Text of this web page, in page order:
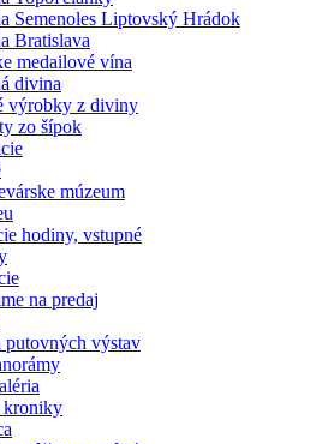
Semenoles Liptovský Hrádok
Bratislava
medailové vína
divina
výrobky z diviny
zo šípok
múzeum
hodiny, vstupné
na predaj
putovných výstav
kroniky